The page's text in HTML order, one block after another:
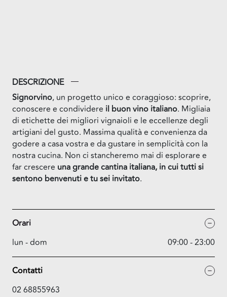
DESCRIZIONE
Signorvino, un progetto unico e coraggioso: scoprire,
conoscere e condividere il buon vino italiano. Migliaia
di etichette dei migliori vignaioli e le eccellenze degli
artigiani del gusto. Massima qualità e convenienza da
godere a casa vostra e da gustare in semplicità con la
nostra cucina. Non ci stancheremo mai di esplorare e
far crescere una grande cantina italiana, in cui tutti si
sentono benvenuti e tu sei invitato.
Orari
lun - dom
09:00 - 23:00
Contatti
02 68855963